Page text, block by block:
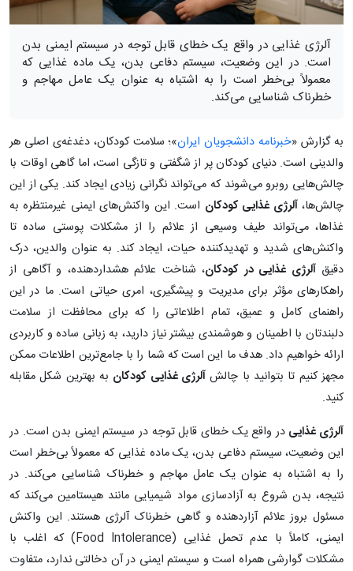
آلرژی غذایی در واقع یک خطای قابل توجه در سیستم ایمنی بدن
است. در این وضعیت، سیستم دفاعی بدن، یک ماده غذایی که
معمولاً بی‌خطر است را به اشتباه به عنوان یک عامل مهاجم و
خطرناک شناسایی می‌کند.
به گزارش «خبرنامه دانشجویان ایران»؛ سلامت کودکان، دغدغه‌ی اصلی هر
والدینی است. دنیای کودکان پر از شگفتی و تازگی است، اما گاهی اوقات با
چالش‌هایی روبرو می‌شوند که می‌تواند نگرانی زیادی ایجاد کند. یکی از این
چالش‌ها،آلرژی غذایی کودکان است. این واکنش‌های ایمنی غیرمنتظره به
غذاها، می‌تواند طیف وسیعی از علائم را از مشکلات پوستی ساده تا
واکنش‌های شدید و تهدیدکننده حیات، ایجاد کند. به عنوان والدین، درک
دقیقآلرژی غذایی در کودکان، شناخت علائم هشداردهنده، و آگاهی از
راهکارهای مؤثر برای مدیریت و پیشگیری، امری حیاتی است. ما در این
راهنمای کامل و عمیق، تمام اطلاعاتی را که برای محافظت از سلامت
دلبندتان با اطمینان و هوشمندی بیشتر نیاز دارید، به زبانی ساده و کاربردی
ارائه خواهیم داد. هدف ما این است که شما را با جامع‌ترین اطلاعات ممکن
مجهز کنیم تا بتوانید با چالش آلرژی غذایی کودکان به بهترین شکل مقابله
کنید.
آلرژی غذایی در واقع یک خطای قابل توجه در سیستم ایمنی بدن است. در
این وضعیت، سیستم دفاعی بدن، یک ماده غذایی که معمولاً بی‌خطر است
را به اشتباه به عنوان یک عامل مهاجم و خطرناک شناسایی می‌کند. در
نتیجه، بدن شروع به آزادسازی مواد شیمیایی مانند هیستامین می‌کند که
مسئول بروز علائم آزاردهنده و گاهی خطرناک آلرژی هستند. این واکنش
ایمنی، کاملاً با عدم تحمل غذایی (Food Intolerance) که اغلب با
مشکلات گوارشی همراه است و سیستم ایمنی در آن دخالتی ندارد، متفاوت